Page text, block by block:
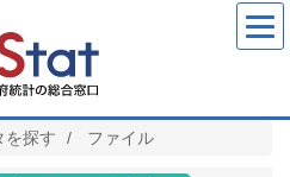
を探す ファイル